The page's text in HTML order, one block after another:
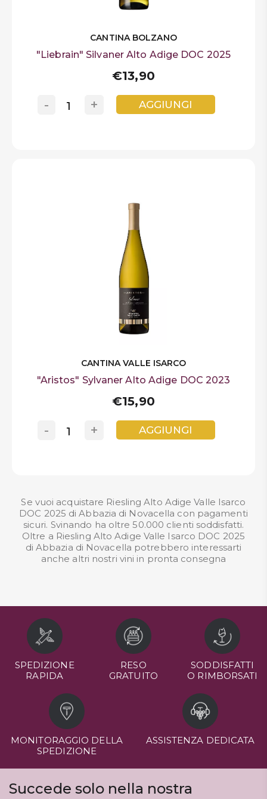
CANTINA BOLZANO
"Liebrain" Silvaner Alto Adige DOC 2025
€13,90
+
- AGGIUNGI
CANTINA VALLE ISARCO
"Aristos" Sylvaner Alto Adige DOC 2023
€15,90
+
- AGGIUNGI
Se vuoi acquistare Riesling Alto Adige Valle Isarco
DOC 2025 di Abbazia di Novacella con pagamenti
sicuri. Svinando ha oltre 50.000 clienti soddisfatti.
Oltre a Riesling Alto Adige Valle Isarco DOC 2025
di Abbazia di Novacella potrebbero interessarti
anche altri nostri vini in pronta consegna
SPEDIZIONE
RAPIDA
RESO
GRATUITO
SODDISFATTI
O RIMBORSATI
MONITORAGGIO DELLA
SPEDIZIONE
ASSISTENZA DEDICATA
Succede solo nella nostra